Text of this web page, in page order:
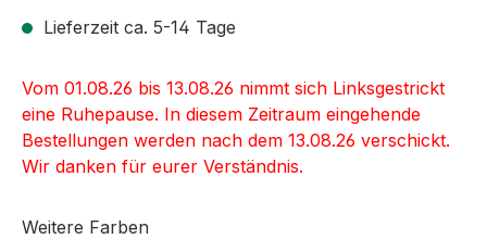
Lieferzeit ca. 5-14 Tage
Vom 01.08.26 bis 13.08.26 nimmt sich Linksgestrickt
eine Ruhepause. In diesem Zeitraum eingehende
Bestellungen werden nach dem 13.08.26 verschickt.
Wir danken für eurer Verständnis.
Weitere Farben